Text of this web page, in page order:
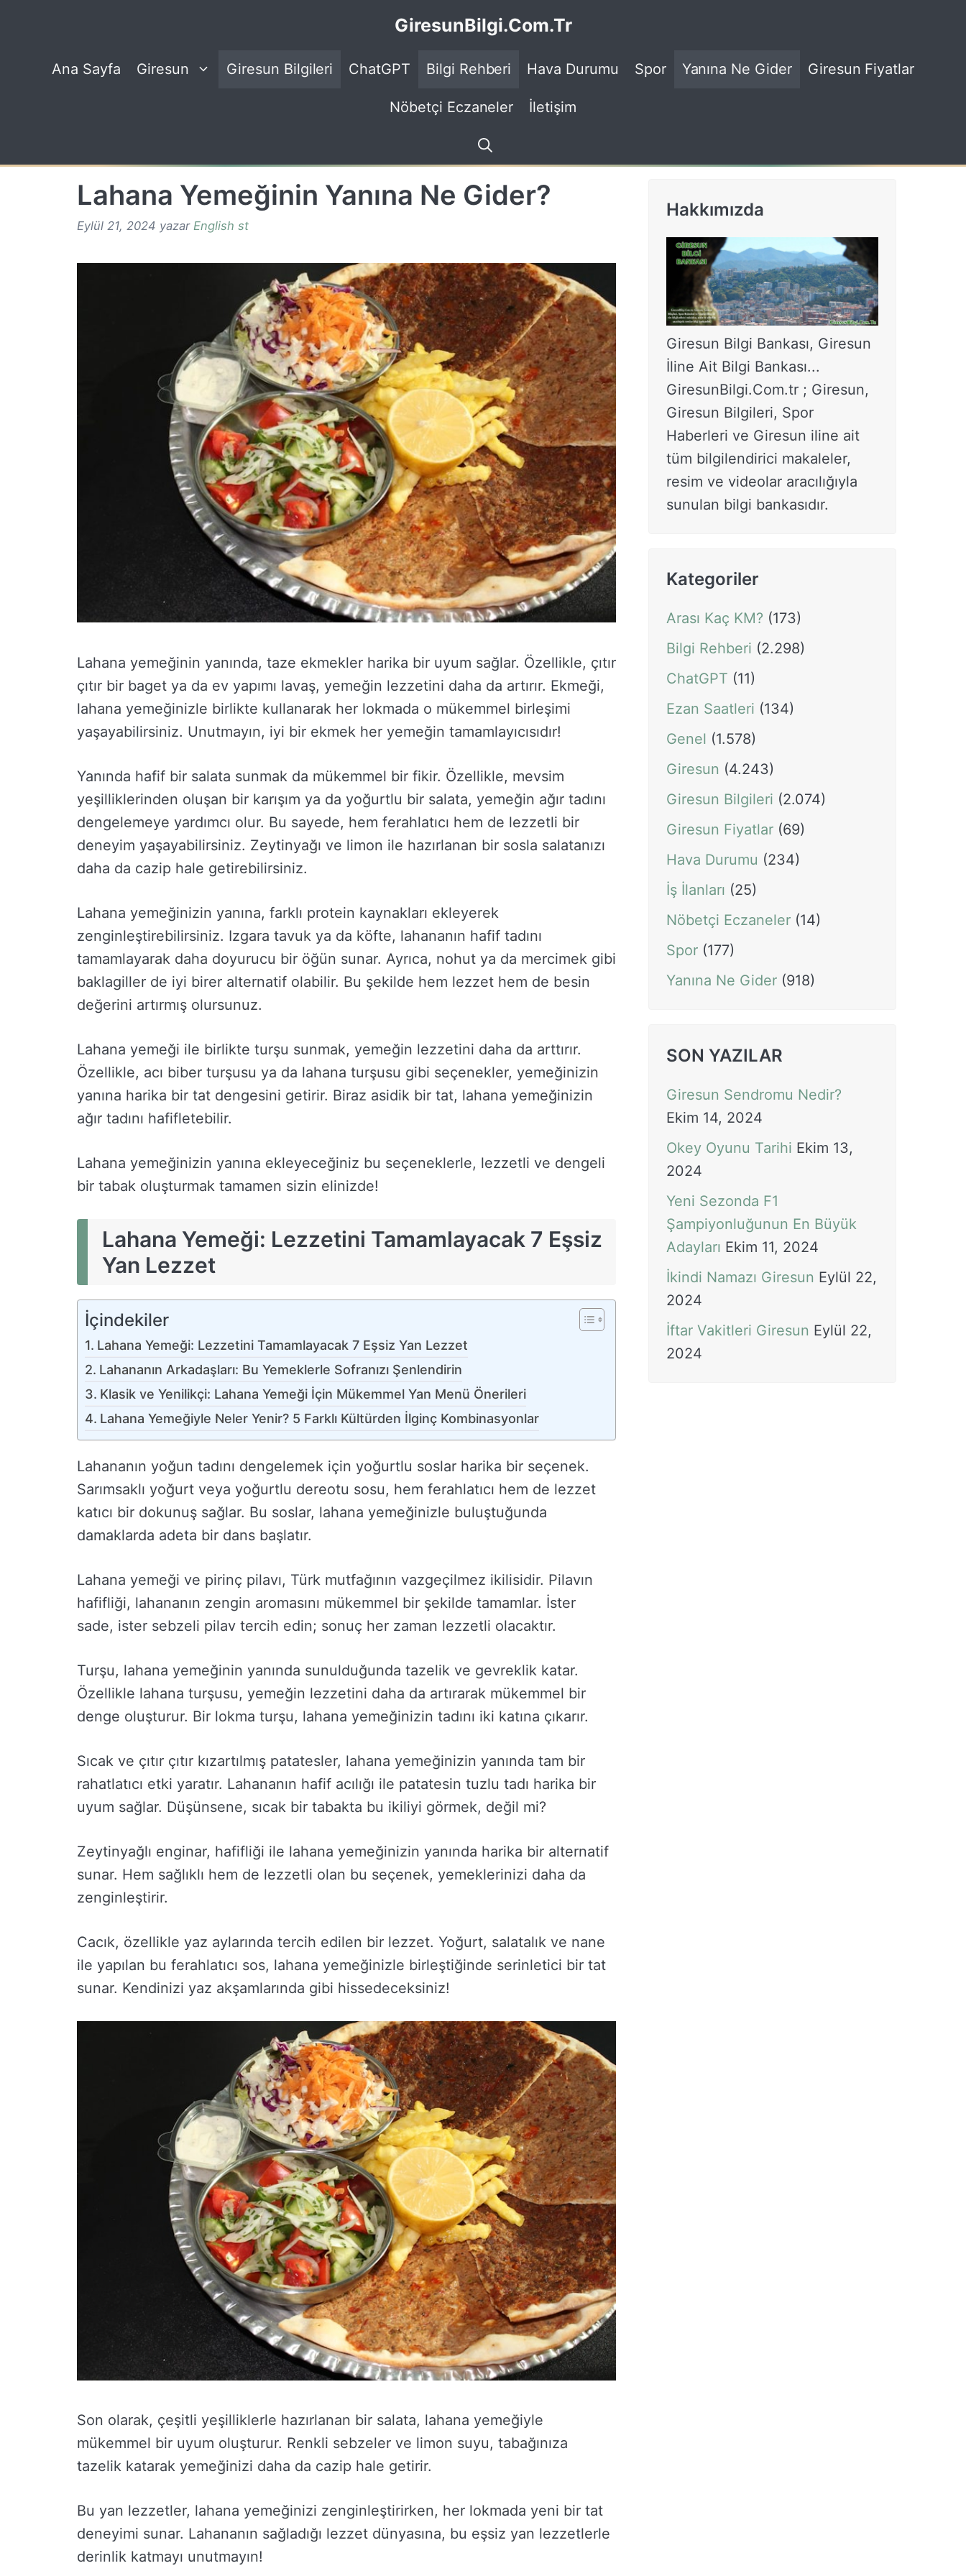
GiresunBilgi.Com.Tr
Ana Sayfa Giresun Giresun Bilgileri ChatGPT Bilgi Rehberi Hava Durumu Spor Yanına Ne Gider Giresun Fiyatlar
Nöbetçi Eczaneler İletişim
Lahana Yemeğinin Yanına Ne Gider?
Eylül 21, 2024 yazar English st
Lahana yemeğinin yanında, taze ekmekler harika bir uyum sağlar. Özellikle, çıtır
çıtır bir baget ya da ev yapımı lavaş, yemeğin lezzetini daha da artırır. Ekmeği,
lahana yemeğinizle birlikte kullanarak her lokmada o mükemmel birleşimi
yaşayabilirsiniz. Unutmayın, iyi bir ekmek her yemeğin tamamlayıcısıdır!
Yanında hafif bir salata sunmak da mükemmel bir fikir. Özellikle, mevsim
yeşilliklerinden oluşan bir karışım ya da yoğurtlu bir salata, yemeğin ağır tadını
dengelemeye yardımcı olur. Bu sayede, hem ferahlatıcı hem de lezzetli bir
deneyim yaşayabilirsiniz. Zeytinyağı ve limon ile hazırlanan bir sosla salatanızı
daha da cazip hale getirebilirsiniz.
Lahana yemeğinizin yanına, farklı protein kaynakları ekleyerek
zenginleştirebilirsiniz. Izgara tavuk ya da köfte, lahananın hafif tadını
tamamlayarak daha doyurucu bir öğün sunar. Ayrıca, nohut ya da mercimek gibi
baklagiller de iyi birer alternatif olabilir. Bu şekilde hem lezzet hem de besin
değerini artırmış olursunuz.
Lahana yemeği ile birlikte turşu sunmak, yemeğin lezzetini daha da arttırır.
Özellikle, acı biber turşusu ya da lahana turşusu gibi seçenekler, yemeğinizin
yanına harika bir tat dengesini getirir. Biraz asidik bir tat, lahana yemeğinizin
ağır tadını hafifletebilir.
Lahana yemeğinizin yanına ekleyeceğiniz bu seçeneklerle, lezzetli ve dengeli
bir tabak oluşturmak tamamen sizin elinizde!
Lahana Yemeği: Lezzetini Tamamlayacak 7 Eşsiz
Yan Lezzet
İçindekiler
Lahana Yemeği: Lezzetini Tamamlayacak 7 Eşsiz Yan Lezzet
Lahananın Arkadaşları: Bu Yemeklerle Sofranızı Şenlendirin
Klasik ve Yenilikçi: Lahana Yemeği İçin Mükemmel Yan Menü Önerileri
Lahana Yemeğiyle Neler Yenir? 5 Farklı Kültürden İlginç Kombinasyonlar
Lahananın yoğun tadını dengelemek için yoğurtlu soslar harika bir seçenek.
Sarımsaklı yoğurt veya yoğurtlu dereotu sosu, hem ferahlatıcı hem de lezzet
katıcı bir dokunuş sağlar. Bu soslar, lahana yemeğinizle buluştuğunda
damaklarda adeta bir dans başlatır.
Lahana yemeği ve pirinç pilavı, Türk mutfağının vazgeçilmez ikilisidir. Pilavın
hafifliği, lahananın zengin aromasını mükemmel bir şekilde tamamlar. İster
sade, ister sebzeli pilav tercih edin; sonuç her zaman lezzetli olacaktır.
Turşu, lahana yemeğinin yanında sunulduğunda tazelik ve gevreklik katar.
Özellikle lahana turşusu, yemeğin lezzetini daha da artırarak mükemmel bir
denge oluşturur. Bir lokma turşu, lahana yemeğinizin tadını iki katına çıkarır.
Sıcak ve çıtır çıtır kızartılmış patatesler, lahana yemeğinizin yanında tam bir
rahatlatıcı etki yaratır. Lahananın hafif acılığı ile patatesin tuzlu tadı harika bir
uyum sağlar. Düşünsene, sıcak bir tabakta bu ikiliyi görmek, değil mi?
Zeytinyağlı enginar, hafifliği ile lahana yemeğinizin yanında harika bir alternatif
sunar. Hem sağlıklı hem de lezzetli olan bu seçenek, yemeklerinizi daha da
zenginleştirir.
Cacık, özellikle yaz aylarında tercih edilen bir lezzet. Yoğurt, salatalık ve nane
ile yapılan bu ferahlatıcı sos, lahana yemeğinizle birleştiğinde serinletici bir tat
sunar. Kendinizi yaz akşamlarında gibi hissedeceksiniz!
Son olarak, çeşitli yeşilliklerle hazırlanan bir salata, lahana yemeğiyle
mükemmel bir uyum oluşturur. Renkli sebzeler ve limon suyu, tabağınıza
tazelik katarak yemeğinizi daha da cazip hale getirir.
Bu yan lezzetler, lahana yemeğinizi zenginleştirirken, her lokmada yeni bir tat
deneyimi sunar. Lahananın sağladığı lezzet dünyasına, bu eşsiz yan lezzetlerle
derinlik katmayı unutmayın!
Hakkımızda
Giresun Bilgi Bankası, Giresun
İline Ait Bilgi Bankası...
GiresunBilgi.Com.tr ; Giresun,
Giresun Bilgileri, Spor
Haberleri ve Giresun iline ait
tüm bilgilendirici makaleler,
resim ve videolar aracılığıyla
sunulan bilgi bankasıdır.
Kategoriler
Arası Kaç KM? (173)
Bilgi Rehberi (2.298)
ChatGPT (11)
Ezan Saatleri (134)
Genel (1.578)
Giresun (4.243)
Giresun Bilgileri (2.074)
Giresun Fiyatlar (69)
Hava Durumu (234)
İş İlanları (25)
Nöbetçi Eczaneler (14)
Spor (177)
Yanına Ne Gider (918)
SON YAZILAR
Giresun Sendromu Nedir?
Ekim 14, 2024
Okey Oyunu Tarihi Ekim 13,
2024
Yeni Sezonda F1
Şampiyonluğunun En Büyük
Adayları Ekim 11, 2024
İkindi Namazı Giresun Eylül 22,
2024
İftar Vakitleri Giresun Eylül 22,
2024